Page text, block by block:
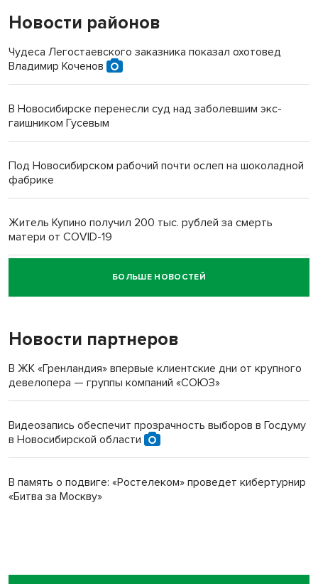
Новости районов
Чудеса Легостаевского заказника показал охотовед
Владимир Коченов
В Новосибирске перенесли суд над заболевшим экс-
гаишником Гусевым
Под Новосибирском рабочий почти ослеп на шоколадной
фабрике
Житель Купино получил 200 тыс. рублей за смерть
матери от COVID-19
Новосибирский суд наказал водителя за смерть
пенсионерки на вокзале
БОЛЬШЕ НОВОСТЕЙ
Новости партнеров
В ЖК «Гренландия» впервые клиентские дни от крупного
девелопера — группы компаний «СОЮЗ»
Видеозапись обеспечит прозрачность выборов в Госдуму
в Новосибирской области
В память о подвиге: «Ростелеком» проведет кибертурнир
«Битва за Москву»